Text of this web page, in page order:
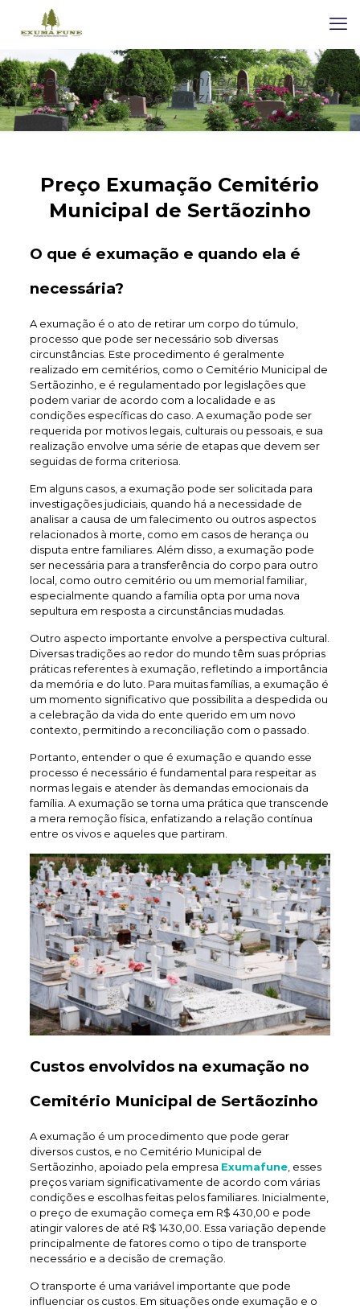
Preço Exumação Cemitério Municipal
de Sertãozinho
Preço Exumação Cemitério
Municipal de Sertãozinho
O que é exumação e quando ela é
necessária?
A exumação é o ato de retirar um corpo do túmulo,
processo que pode ser necessário sob diversas
circunstâncias. Este procedimento é geralmente
realizado em cemitérios, como o Cemitério Municipal de
Sertãozinho, e é regulamentado por legislações que
podem variar de acordo com a localidade e as
condições específicas do caso. A exumação pode ser
requerida por motivos legais, culturais ou pessoais, e sua
realização envolve uma série de etapas que devem ser
seguidas de forma criteriosa.
Em alguns casos, a exumação pode ser solicitada para
investigações judiciais, quando há a necessidade de
analisar a causa de um falecimento ou outros aspectos
relacionados à morte, como em casos de herança ou
disputa entre familiares. Além disso, a exumação pode
ser necessária para a transferência do corpo para outro
local, como outro cemitério ou um memorial familiar,
especialmente quando a família opta por uma nova
sepultura em resposta a circunstâncias mudadas.
Outro aspecto importante envolve a perspectiva cultural.
Diversas tradições ao redor do mundo têm suas próprias
práticas referentes à exumação, refletindo a importância
da memória e do luto. Para muitas famílias, a exumação é
um momento significativo que possibilita a despedida ou
a celebração da vida do ente querido em um novo
contexto, permitindo a reconciliação com o passado.
Portanto, entender o que é exumação e quando esse
processo é necessário é fundamental para respeitar as
normas legais e atender às demandas emocionais da
família. A exumação se torna uma prática que transcende
a mera remoção física, enfatizando a relação contínua
entre os vivos e aqueles que partiram.
Custos envolvidos na exumação no
Cemitério Municipal de Sertãozinho
A exumação é um procedimento que pode gerar
diversos custos, e no Cemitério Municipal de
Sertãozinho, apoiado pela empresa Exumafune, esses
preços variam significativamente de acordo com várias
condições e escolhas feitas pelos familiares. Inicialmente,
o preço de exumação começa em R$ 430,00 e pode
atingir valores de até R$ 1430,00. Essa variação depende
principalmente de fatores como o tipo de transporte
necessário e a decisão de cremação.
O transporte é uma variável importante que pode
influenciar os custos. Em situações onde exumação e o